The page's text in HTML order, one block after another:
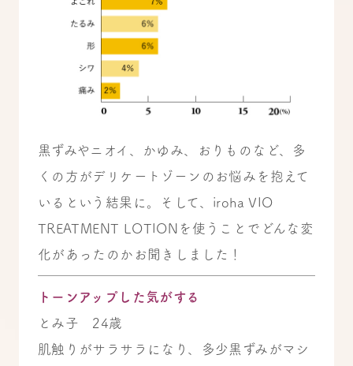
黒ずみやニオイ、かゆみ、おりものなど、多
くの方がデリケートゾーンのお悩みを抱えて
いるという結果に。そして、iroha VIO
TREATMENT LOTIONを使うことでどんな変
化があったのかお聞きしました！
トーンアップした気がする
とみ子 24歳
肌触りがサラサラになり、多少黒ずみがマシ